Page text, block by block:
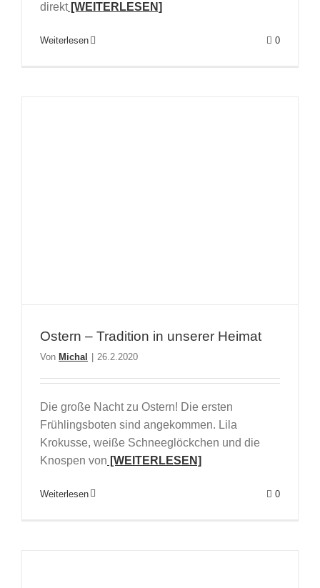
direkt[WEITERLESEN]
Weiterlesen 0
Ostern – Tradition in unserer Heimat
Von Michal 26.2.2020
Die große Nacht zu Ostern! Die ersten
Frühlingsboten sind angekommen. Lila
Krokusse, weiße Schneeglöckchen und die
Knospen von [WEITERLESEN]
Weiterlesen 0